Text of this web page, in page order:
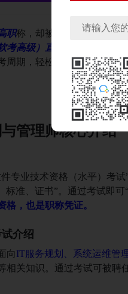
职称，却被自学难、考点杂
考高级）直播班
周期，轻松通关拿证，解
管理师核心介绍
专业技术资格（水平）考
标准、证书”。通过考试即可
，也是职称凭证。
介绍
向 IT服务规划、系统运维管
相关知识。通过考试可被聘